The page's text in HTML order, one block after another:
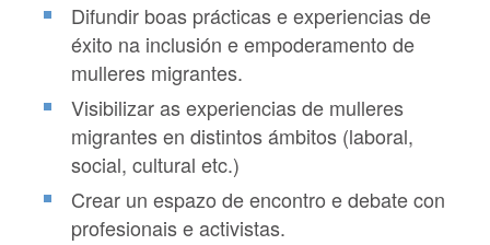
Difundir boas prácticas e experiencias de
éxito na inclusión e empoderamento de
mulleres migrantes.
Visibilizar as experiencias de mulleres
migrantes en distintos ámbitos (laboral,
social, cultural etc.)
Crear un espazo de encontro e debate con
profesionais e activistas.